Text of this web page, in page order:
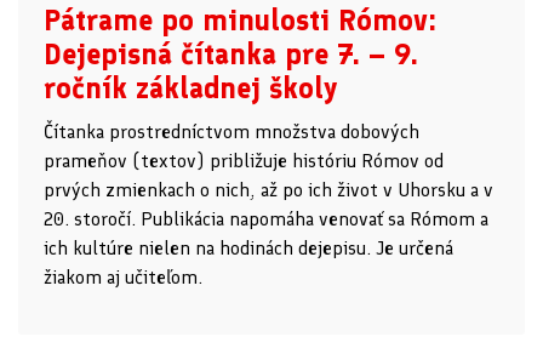
Pátrame po minulosti Rómov:
Dejepisná čítanka pre 7. – 9.
ročník základnej školy
Čítanka prostredníctvom množstva dobových
prameňov (textov) približuje históriu Rómov od
prvých zmienkach o nich, až po ich život v Uhorsku a v
20. storočí. Publikácia napomáha venovať sa Rómom a
ich kultúre nielen na hodinách dejepisu. Je určená
žiakom aj učiteľom.